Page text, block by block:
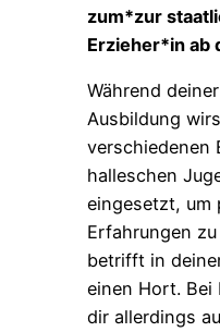
zum*zur
Erzieher*in ab
Während
Ausbildung
verschiedenen
halleschen
eingesetzt, um
Erfahrungen
betrifft in
einen Hort. Bei
dir allerdings